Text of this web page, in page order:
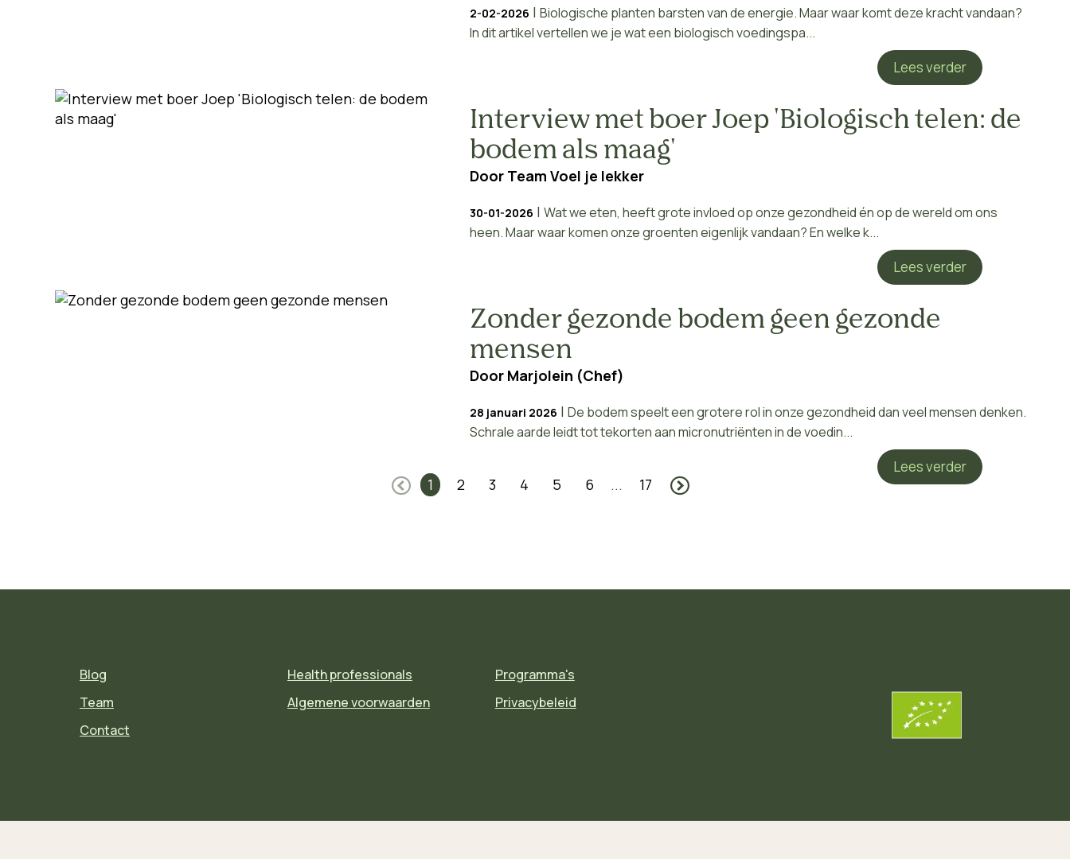
2-02-2026 | Biologische planten barsten van de energie. Maar waar komt deze kracht vandaan?
In dit artikel vertellen we je wat een biologisch voedingspa...
Lees verder
Interview met boer Joep 'Biologisch telen: de
bodem als maag'
Door Team Voel je lekker
30-01-2026 | Wat we eten, heeft grote invloed op onze gezondheid én op de wereld om ons
heen. Maar waar komen onze groenten eigenlijk vandaan? En welke k...
Lees verder
Zonder gezonde bodem geen gezonde
mensen
Door Marjolein (Chef)
28 januari 2026 | De bodem speelt een grotere rol in onze gezondheid dan veel mensen denken.
Schrale aarde leidt tot tekorten aan micronutriënten in de voedin...
Lees verder
1 2 3 4 5 6 ... 17
Blog
Team
Contact
Health professionals
Algemene voorwaarden
Programma's
Privacybeleid